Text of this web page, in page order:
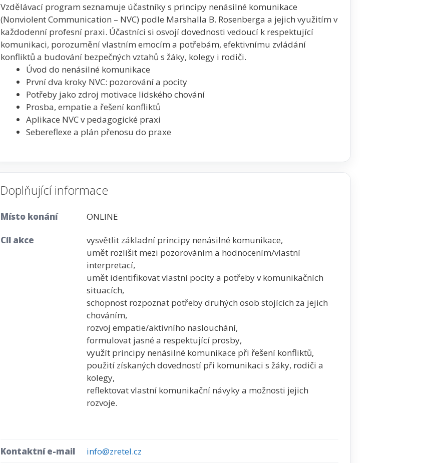
Vzdělávací program seznamuje účastníky s principy nenásilné komunikace
(Nonviolent Communication – NVC) podle Marshalla B. Rosenberga a jejich využitím v
každodenní profesní praxi. Účastníci si osvojí dovednosti vedoucí k respektující
komunikaci, porozumění vlastním emocím a potřebám, efektivnímu zvládání
konfliktů a budování bezpečných vztahů s žáky, kolegy i rodiči.
Úvod do nenásilné komunikace
První dva kroky NVC: pozorování a pocity
Potřeby jako zdroj motivace lidského chování
Prosba, empatie a řešení konfliktů
Aplikace NVC v pedagogické praxi
Sebereflexe a plán přenosu do praxe
Doplňující informace
Místo konání ONLINE
Cíl akce
vysvětlit základní principy nenásilné komunikace,
umět rozlišit mezi pozorováním a hodnocením/vlastní
interpretací,
umět identifikovat vlastní pocity a potřeby v komunikačních
situacích,
schopnost rozpoznat potřeby druhých osob stojících za jejich
chováním,
rozvoj empatie/aktivního naslouchání,
formulovat jasné a respektující prosby,
využít principy nenásilné komunikace při řešení konfliktů,
použití získaných dovedností při komunikaci s žáky, rodiči a
kolegy,
reflektovat vlastní komunikační návyky a možnosti jejich
rozvoje.
Kontaktní e-mail info@zretel.cz